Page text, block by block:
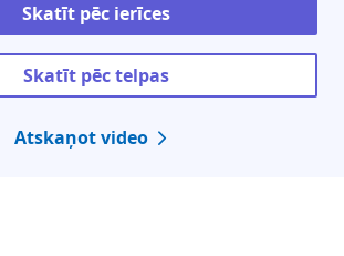
Skatīt pēc ierīces
Skatīt pēc telpas
Atskaņot video